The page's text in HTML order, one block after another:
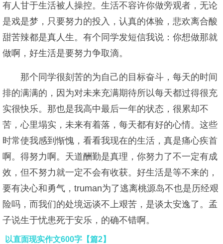
有人甘于生活被人操控。生活不容许你做旁观者，无论
是戏是梦，只要努力的投入，认真的体验，悲欢离合酸
甜苦辣都是真人生。有个同学发短信我说：你想做那就
做啊，好生活是要努力争取滴。
那个同学很刻苦的为自己的目标奋斗，每天的时间
排的满满的，因为对未来充满期待所以每天都过得很充
实很快乐。那也是我高中最后一年的状态，很累却不
苦，心里塌实，未来有着落，每天都有好的心情。这些
时常使我感到惭愧，看看我现在的生活，真是痛心疾首
啊。得努力啊。天道酬勤是真理，你努力了不一定有成
效，但不努力就一定不会有收获。好生活是等不来的，
要有决心和勇气，truman为了逃离桃源岛不也是历经艰
险吗，而我们的处境远谈不上艰苦，是谈太安逸了。孟
子说生于忧患死于安乐，的确不错啊。
以直面现实作文600字【篇2】